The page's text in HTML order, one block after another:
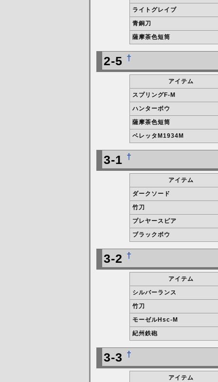
ライトグレイブ
青銅刀
薩摩茶色短筒
2-5 †
アイテム
スプリングF-M
ハンターボウ
薩摩茶色短筒
ベレッタM1934M
3-1 †
アイテム
ダークソード
竹刀
プレヤースピア
ブラックボウ
3-2 †
アイテム
シルバーランス
竹刀
モーゼルHsc-M
紀州鉄砲
3-3 †
アイテム